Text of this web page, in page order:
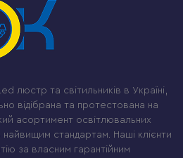
люстр та світильників в Україні,
відібрана та протестована на
асортимент освітлювальних
найвищим стандартам. Наші клієнти
за власним гарантійним